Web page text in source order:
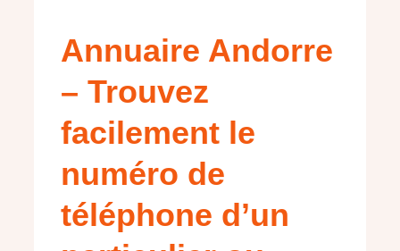
Annuaire Andorre
– Trouvez
facilement le
numéro de
téléphone d’un